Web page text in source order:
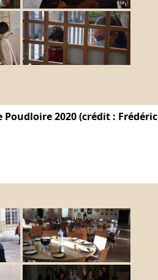
Poudloire 2020 (crédit : Frédéric